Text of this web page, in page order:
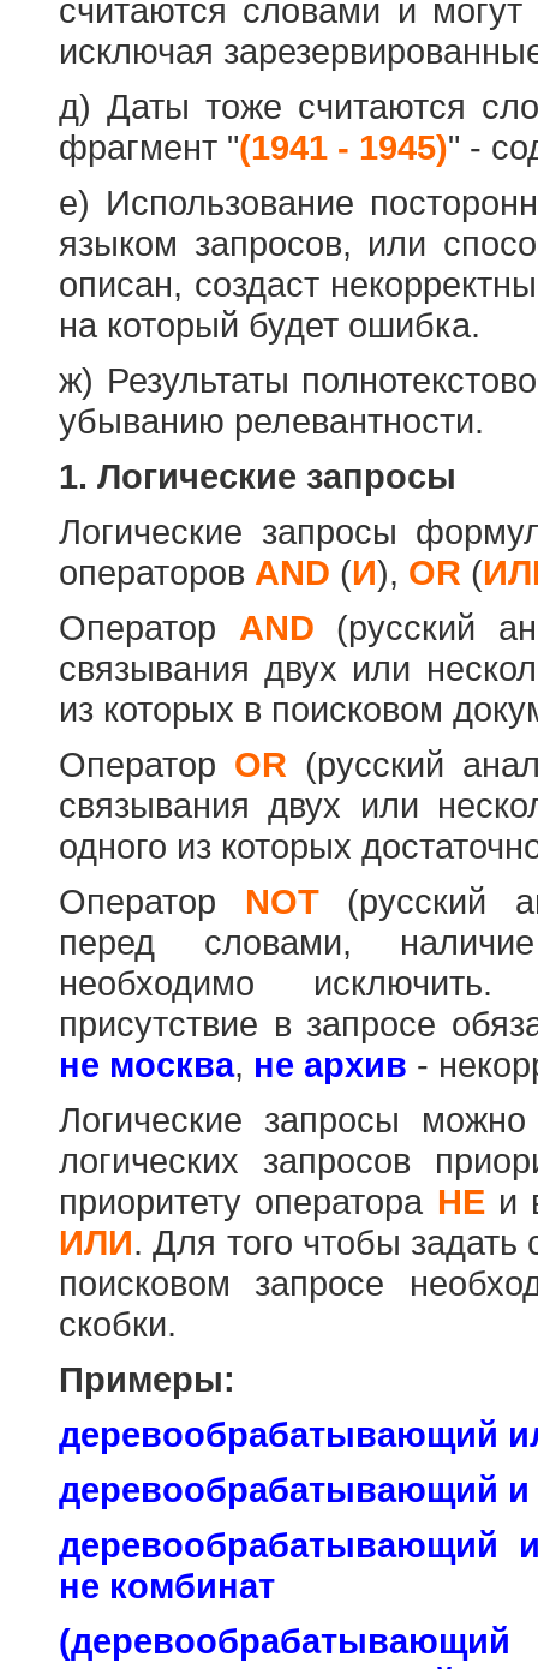
считаются словами и могут
исключая
д) Даты тоже считаются
фрагмент "(1941 - 1945)" -
е) Использование
языком запросов, или
описан, создаст
на который будет ошибка.
ж) Результаты
убыванию релевантности.
1. Логические запросы
Логические запросы
операторов AND (И), OR (
Оператор AND (русский
связывания двух или
из которых в поисковом
Оператор OR (русский
связывания двух или
одного из которых
Оператор NOT(русский
перед словами,
необходимо
присутствие в запросе
не москва, не архив -
Логические запросы
логических запросов
приоритету оператора НЕи
ИЛИ. Для того чтобы задать
поисковом запросе
скобки.
Примеры:
деревообрабатывающий
деревообрабатывающий и
деревообрабатывающий
не комбинат